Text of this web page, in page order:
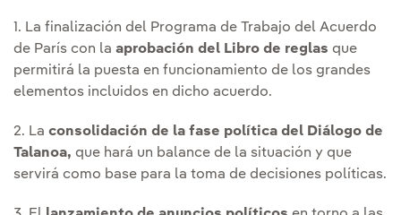
1. La finalización del Programa de Trabajo del Acuerdo
de París con la aprobación del Libro de reglas que
permitirá la puesta en funcionamiento de los grandes
elementos incluidos en dicho acuerdo.
2. La consolidación de la fase política del Diálogo de
Talanoa, que hará un balance de la situación y que
servirá como base para la toma de decisiones políticas.